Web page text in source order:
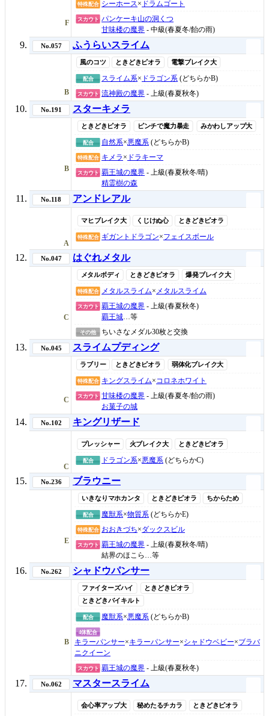
F
特殊配合 シーホース × ドラムゴート
スカウト パンケーキ山の洞くつ
甘味楼の魔界 - 中級(春夏冬/飴の雨)
No.057 ふうらいスライム
B
風のコツ ときどきピオラ 電撃ブレイク大
配合 スライム系× ドラゴン系 (どちらかB)
スカウト 流神殿の魔界 - 上級(春夏秋冬)
No.191 スターキメラ
B
ときどきピオラ ピンチで魔力暴走 みかわしアップ大
配合 自然系×悪魔系 (どちらかB)
特殊配合 キメラ × ドラキーマ
スカウト 覇王城の魔界 - 上級(春夏秋冬/晴)
精霊樹の森
No.118 アンドレアル
A
マヒブレイク大 くじけぬ心 ときどきピオラ
特殊配合 ギガントドラゴン×フェイスボール
No.047 はぐれメタル
C
メタルボディ ときどきピオラ 爆発ブレイク大
特殊配合 メタルスライム× メタルスライム
スカウト 覇王城の魔界 - 上級(春夏秋冬)
覇王城 …等
その他 ちいさなメダル30枚と交換
No.045 スライムプディング
C
ラブリー ときどきピオラ 弱体化ブレイク大
特殊配合 キングスライム× コロネホワイト
スカウト 甘味楼の魔界 - 上級(春夏冬/飴の雨)
お菓子の城
No.102 キングリザード
C
プレッシャー 火ブレイク大 ときどきピオラ
配合 ドラゴン系×悪魔系 (どちらかC)
No.236 ブラウニー
E
いきなりマホカンタ ときどきピオラ ちからため
配合 魔獣系×物質系 (どちらかE)
特殊配合 おおきづち×ダックスビル
スカウト 覇王城の魔界 - 上級(春夏秋冬/晴)
結界のほこら…等
No.262 シャドウパンサー
B
ファイターズハイ
ときどきピオラ
ときどきバイキルト
配合 魔獣系×悪魔系 (どちらかB)
4体配合
キラーパンサー×キラーパンサー×シャドウベビー×ブラバ
ニクイーン
スカウト 覇王城の魔界 - 上級(春夏秋冬)
No.062 マスタースライム
会心率アップ大 秘めたるチカラ ときどきピオラ